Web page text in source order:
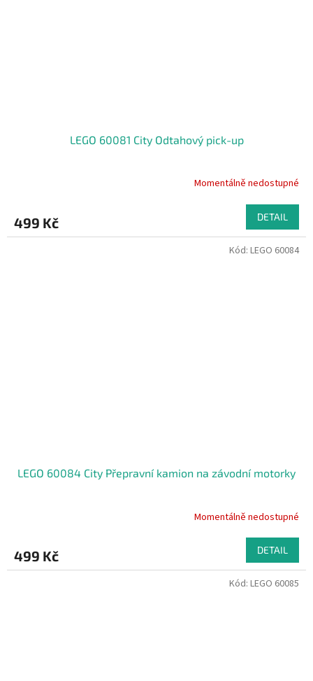
LEGO 60081 City Odtahový pick-up
Momentálně nedostupné
499 Kč DETAIL
LEGO 60084 City Přepravní kamion na závodní motorky
Momentálně nedostupné
499 Kč DETAIL
Kód: LEGO 60084
Kód: LEGO 60085